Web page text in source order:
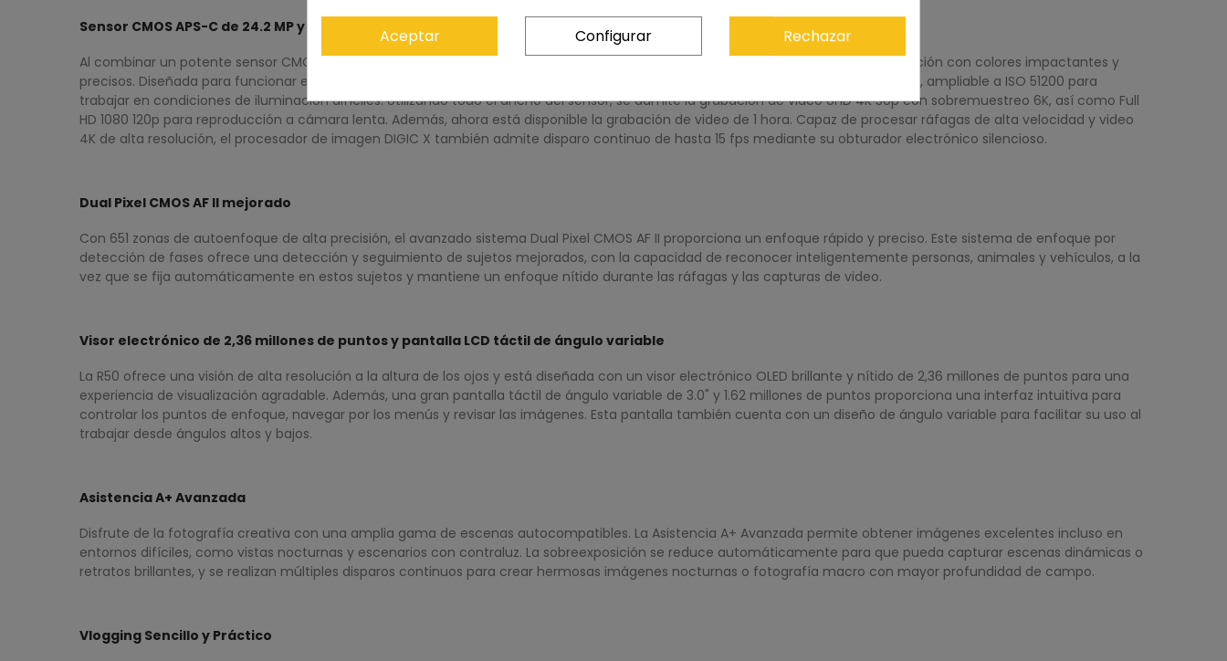
Sensor CMOS APS-C de 24.2 MP y procesador DIGIC X
Al combinar un potente sensor CMOS APS-C de 24.2 MP y un procesador de imagen DIGIC X, la R50 ofrece imágenes de alta resolución con colores impactantes y
precisos. Diseñada para funcionar en diversas condiciones de iluminación, esta cámara ofrece un rango ISO flexible de 100 a 32000, ampliable a ISO 51200 para
trabajar en condiciones de iluminación difíciles. Utilizando todo el ancho del sensor, se admite la grabación de video UHD 4K 30p con sobremuestreo 6K, así como Full
HD 1080 120p para reproducción a cámara lenta. Además, ahora está disponible la grabación de video de 1 hora. Capaz de procesar ráfagas de alta velocidad y video
4K de alta resolución, el procesador de imagen DIGIC X también admite disparo continuo de hasta 15 fps mediante su obturador electrónico silencioso.
Dual Pixel CMOS AF II mejorado
Con 651 zonas de autoenfoque de alta precisión, el avanzado sistema Dual Pixel CMOS AF II proporciona un enfoque rápido y preciso. Este sistema de enfoque por
detección de fases ofrece una detección y seguimiento de sujetos mejorados, con la capacidad de reconocer inteligentemente personas, animales y vehículos, a la
vez que se fija automáticamente en estos sujetos y mantiene un enfoque nítido durante las ráfagas y las capturas de video.
Visor electrónico de 2,36 millones de puntos y pantalla LCD táctil de ángulo variable
La R50 ofrece una visión de alta resolución a la altura de los ojos y está diseñada con un visor electrónico OLED brillante y nítido de 2,36 millones de puntos para una
experiencia de visualización agradable. Además, una gran pantalla táctil de ángulo variable de 3.0" y 1.62 millones de puntos proporciona una interfaz intuitiva para
controlar los puntos de enfoque, navegar por los menús y revisar las imágenes. Esta pantalla también cuenta con un diseño de ángulo variable para facilitar su uso al
trabajar desde ángulos altos y bajos.
Asistencia A+ Avanzada
Disfrute de la fotografía creativa con una amplia gama de escenas autocompatibles. La Asistencia A+ Avanzada permite obtener imágenes excelentes incluso en
entornos difíciles, como vistas nocturnas y escenarios con contraluz. La sobreexposición se reduce automáticamente para que pueda capturar escenas dinámicas o
retratos brillantes, y se realizan múltiples disparos continuos para crear hermosas imágenes nocturnas o fotografía macro con mayor profundidad de campo.
Vlogging Sencillo y Práctico
Aceptar Configurar Rechazar